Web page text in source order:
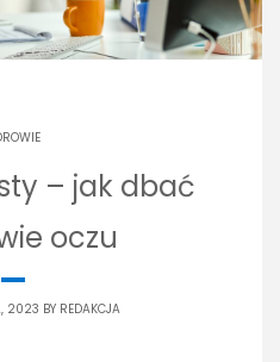
– jak dbać
oczu
2023 BY REDAKCJA